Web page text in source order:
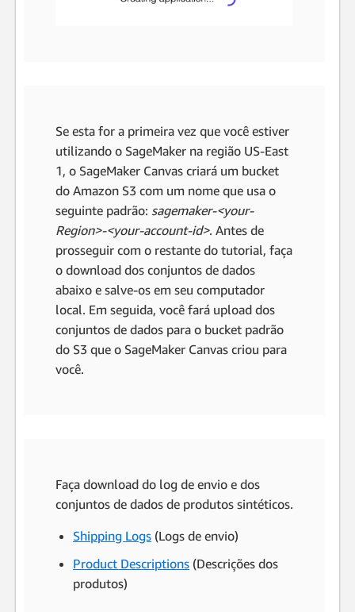
Se esta for a primeira vez que você estiver
utilizando o SageMaker na região US-East
1, o SageMaker Canvas criará um bucket
do Amazon S3 com um nome que usa o
seguinte padrão: sagemaker-<your-
Region>-<your-account-id>. Antes de
prosseguir com o restante do tutorial, faça
o download dos conjuntos de dados
abaixo e salve-os em seu computador
local. Em seguida, você fará upload dos
conjuntos de dados para o bucket padrão
do S3 que o SageMaker Canvas criou para
você.
Faça download do log de envio e dos
conjuntos de dados de produtos sintéticos.
Shipping Logs (Logs de envio)
Product Descriptions (Descrições dos
produtos)